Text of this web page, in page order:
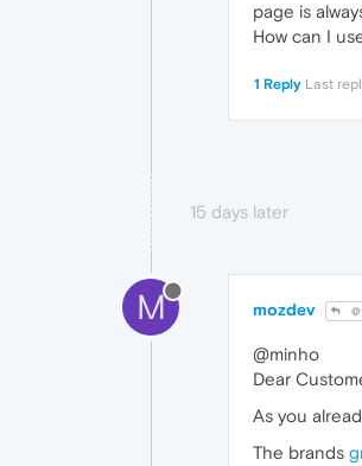
page is
How can I
1 Reply Last
15 days later
M mozdev
@minho
Dear
As you
The brands